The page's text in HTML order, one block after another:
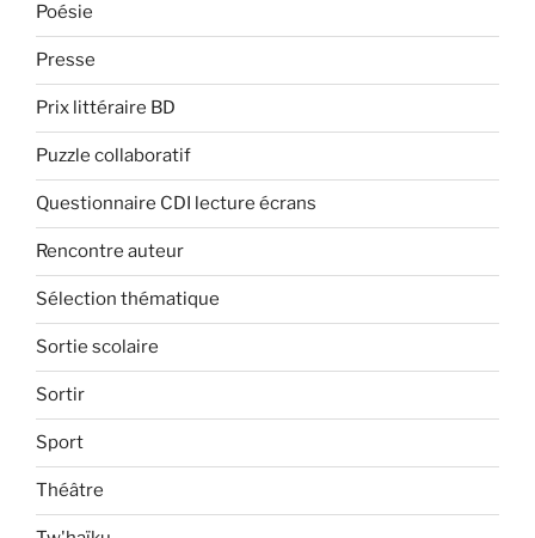
Poésie
Presse
Prix littéraire BD
Puzzle collaboratif
Questionnaire CDI lecture écrans
Rencontre auteur
Sélection thématique
Sortie scolaire
Sortir
Sport
Théâtre